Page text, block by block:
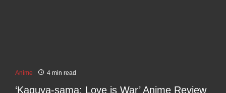
Anime 4 min read
‘Kaguya-sama: Love is War’ Anime Review